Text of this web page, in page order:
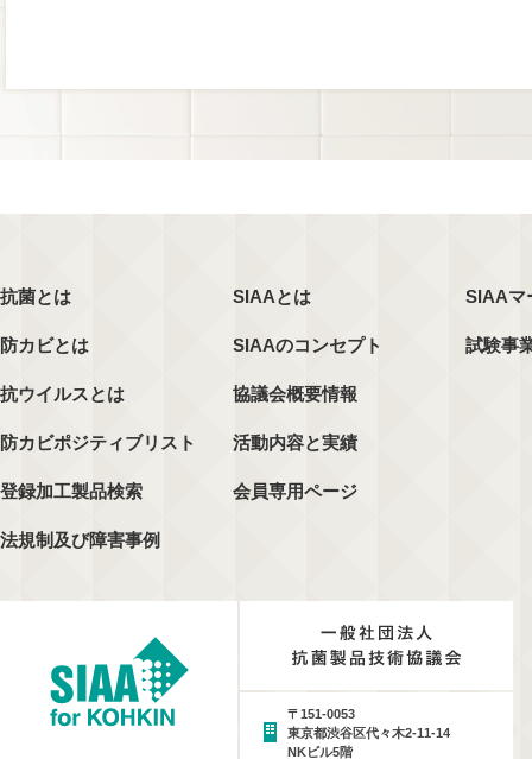
抗菌とは
防カビとは
抗ウイルスとは
防カビポジティブリスト
登録加工製品検索
法規制及び障害事例
SIAAとは
SIAAのコンセプト
協議会概要情報
活動内容と実績
会員専用ページ
SIAAマ
試験事
〒151-0053
東京都渋谷区代々木2-11-14
NKビル5階